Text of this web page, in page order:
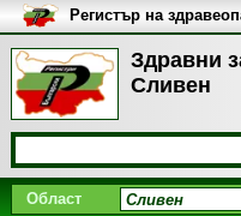
Здравни
Сливен
Регистър на
медицинските
България
Област